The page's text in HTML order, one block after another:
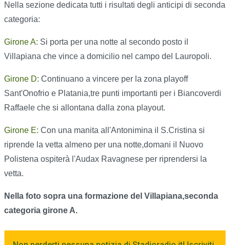
Nella sezione dedicata tutti i risultati degli anticipi di seconda
categoria:
Girone A: Si porta per una notte al secondo posto il
Villapiana che vince a domicilio nel campo del Lauropoli.
Girone D: Continuano a vincere per la zona playoff
Sant'Onofrio e Platania,tre punti importanti per i Biancoverdi
Raffaele che si allontana dalla zona playout.
Girone E: Con una manita all'Antonimina il S.Cristina si
riprende la vetta almeno per una notte,domani il Nuovo
Polistena ospiterà l'Audax Ravagnese per riprendersi la
vetta.
Nella foto sopra una formazione del Villapiana,seconda
categoria girone A.